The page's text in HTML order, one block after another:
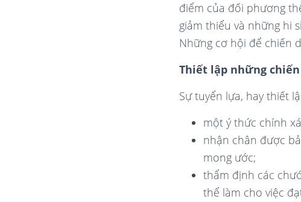
điểm của đối phương
giảm thiểu và những hi
Những cơ hội để chiến
Thiết lập những
Sự tuyển lựa, hay thiết
một ý thức chính
nhận chân được
mong ước;
thẩm định các
thể làm cho việc